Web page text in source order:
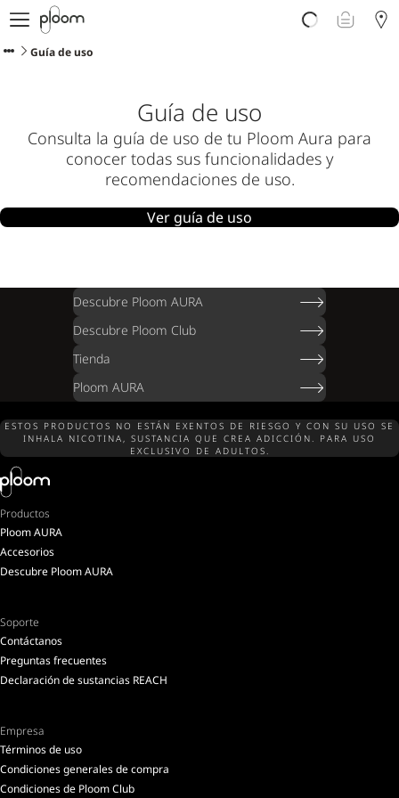
Descubre Ploom AURA
Tienda
Ayuda y soporte
Localiza tu tienda
Guía de uso
Guía de uso
Consulta la guía de uso de tu Ploom Aura para
conocer todas sus funcionalidades y
recomendaciones de uso.
Ver guía de uso
Descubre Ploom AURA
Descubre Ploom Club
Tienda
Ploom AURA
ESTOS PRODUCTOS NO ESTÁN EXENTOS DE RIESGO Y CON SU USO SE
INHALA NICOTINA, SUSTANCIA QUE CREA ADICCIÓN. PARA USO
EXCLUSIVO DE ADULTOS.
Productos
Ploom AURA
Accesorios
Descubre Ploom AURA
Soporte
Contáctanos
Preguntas frecuentes
Declaración de sustancias REACH
Empresa
Términos de uso
Condiciones generales de compra
Condiciones de Ploom Club